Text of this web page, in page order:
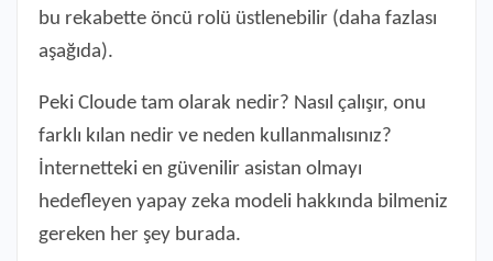
bu rekabette öncü rolü üstlenebilir (daha fazlası
aşağıda).
Peki Cloude tam olarak nedir? Nasıl çalışır, onu
farklı kılan nedir ve neden kullanmalısınız?
İnternetteki en güvenilir asistan olmayı
hedefleyen yapay zeka modeli hakkında bilmeniz
gereken her şey burada.